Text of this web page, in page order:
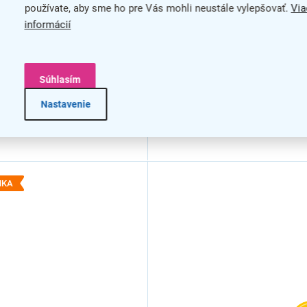
používate, aby sme ho pre Vás mohli neustále vylepšovať.
informácií
Nastavenie
Súhlasím